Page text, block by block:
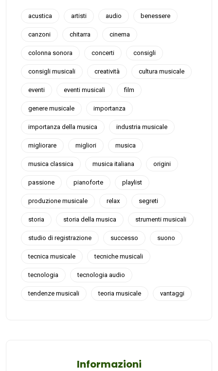
acustica artisti audio benessere
canzoni chitarra cinema
colonna sonora concerti consigli
consigli musicali creatività cultura musicale
eventi eventi musicali film
genere musicale importanza
importanza della musica industria musicale
migliorare migliori musica
musica classica musica italiana origini
passione pianoforte playlist
produzione musicale relax segreti
storia storia della musica strumenti musicali
studio di registrazione successo suono
tecnica musicale tecniche musicali
tecnologia tecnologia audio
tendenze musicali teoria musicale vantaggi
Informazioni